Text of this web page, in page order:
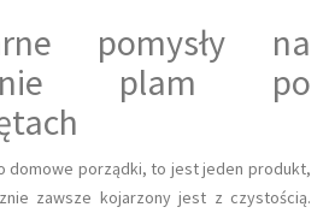
pomysły na
plam po
domowe porządki, to jest jeden produkt,
zawsze kojarzony jest z czystością.